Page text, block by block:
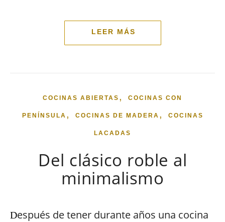
COCINAS ABIERTAS , COCINAS CON
PENÍNSULA , COCINAS DE MADERA , COCINAS
LACADAS
Del clásico roble al
minimalismo
Después de tener durante años una cocina